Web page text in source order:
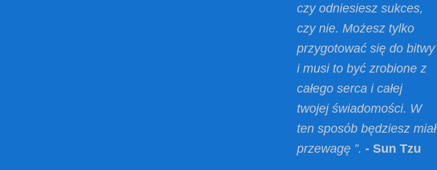
czy odniesiesz sukces,
czy nie. Możesz tylko
przygotować się do bitwy
i musi to być zrobione z
całego serca i całej
twojej świadomości. W
ten sposób będziesz miał
przewagę ”. - Sun Tzu